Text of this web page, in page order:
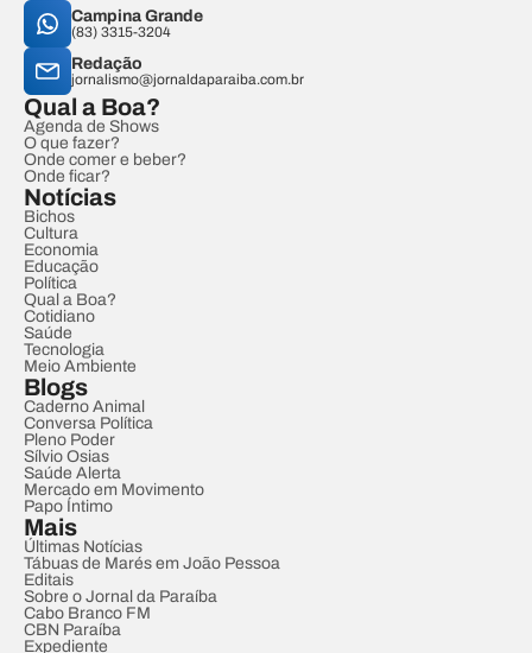
Campina Grande
(83) 3315-3204
Redação
jornalismo@jornaldaparaiba.com.br
Qual a Boa?
Agenda de Shows
O que fazer?
Onde comer e beber?
Onde ficar?
Notícias
Bichos
Cultura
Economia
Educação
Política
Qual a Boa?
Cotidiano
Saúde
Tecnologia
Meio Ambiente
Blogs
Caderno Animal
Conversa Política
Pleno Poder
Sílvio Osias
Saúde Alerta
Mercado em Movimento
Papo Íntimo
Mais
Últimas Notícias
Tábuas de Marés em João Pessoa
Editais
Sobre o Jornal da Paraíba
Cabo Branco FM
CBN Paraíba
Expediente